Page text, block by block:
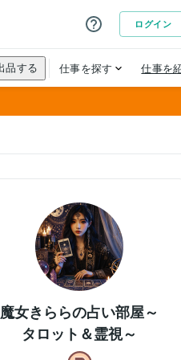
魔女きららの占い部屋～
タロット＆霊視～